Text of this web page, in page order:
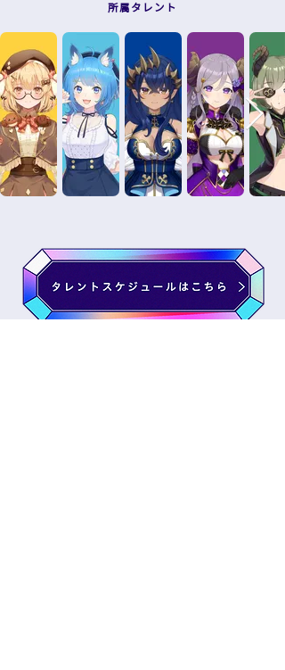
所属タレント